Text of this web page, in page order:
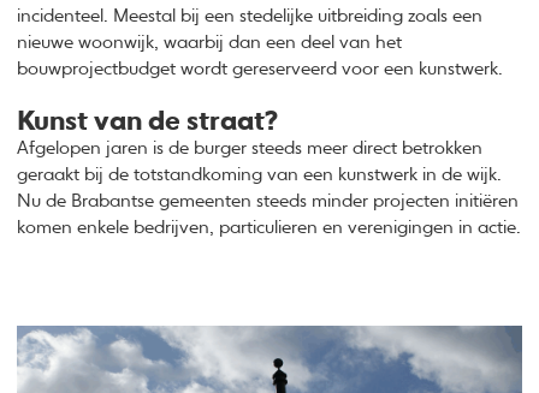
incidenteel. Meestal bij een stedelijke uitbreiding zoals een
nieuwe woonwijk, waarbij dan een deel van het
bouwprojectbudget wordt gereserveerd voor een kunstwerk.
Kunst van de straat?
Afgelopen jaren is de burger steeds meer direct betrokken
geraakt bij de totstandkoming van een kunstwerk in de wijk.
Nu de Brabantse gemeenten steeds minder projecten initiëren
komen enkele bedrijven, particulieren en verenigingen in actie.